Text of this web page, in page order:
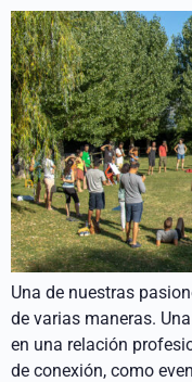
Una de nuestras
de varias maneras.
en una relación
de conexión, como